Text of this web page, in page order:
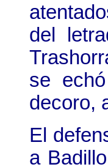
del
se
decoro,
El
a